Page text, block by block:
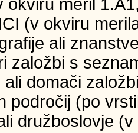
okviru meril
(v okviru
ali
založbi s
ali domači
področij (po
družboslovje